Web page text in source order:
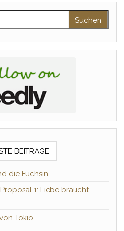
BEITRÄGE
die Füchsin
1: Liebe braucht
Tokio